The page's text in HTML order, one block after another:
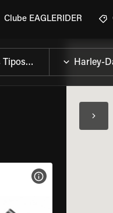
Clube EAGLERIDER
VER